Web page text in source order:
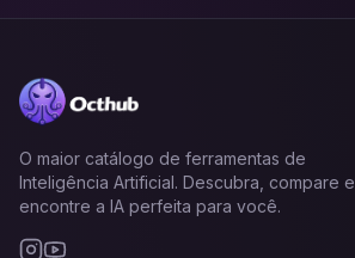
O maior catálogo de ferramentas de
Inteligência Artificial. Descubra, compare e
encontre a IA perfeita para você.